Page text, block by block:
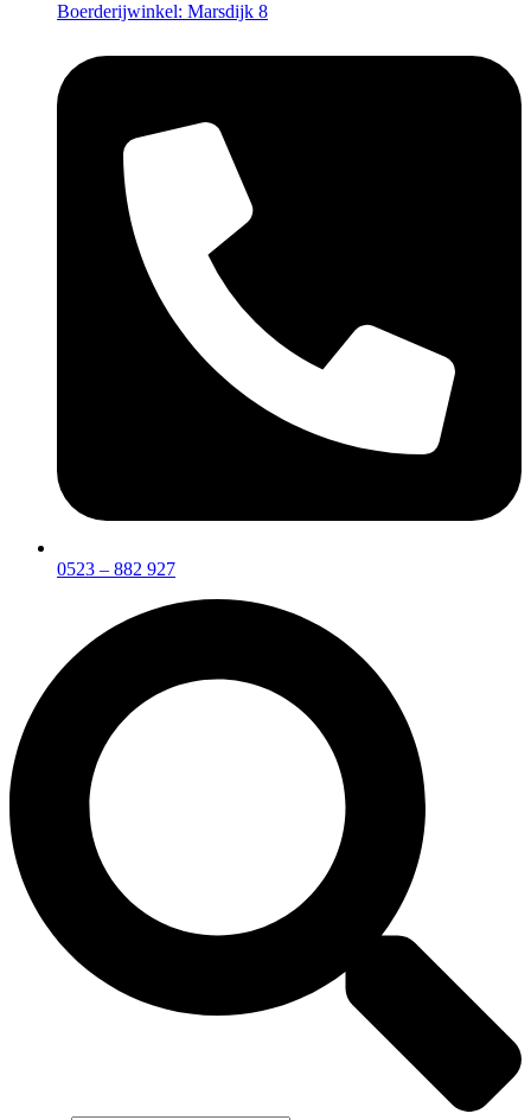
Boerderijwinkel: Marsdijk 8
0523 – 882 927